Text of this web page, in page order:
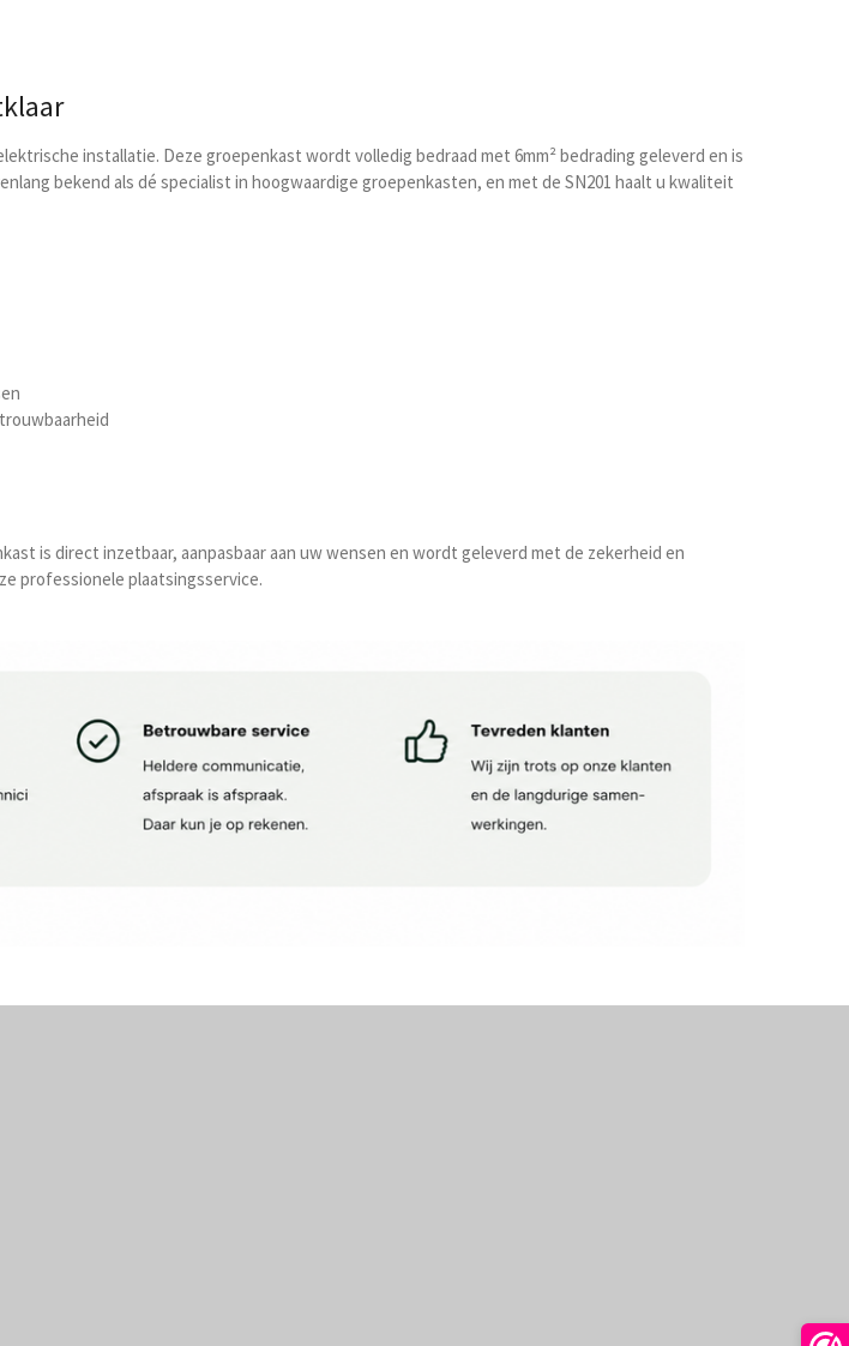
installatie. Deze groepenkast wordt volledig bedraad met 6mm² bedrading geleverd en is
bekend als dé specialist in hoogwaardige groepenkasten, en met de SN201 haalt u kwaliteit
is direct inzetbaar, aanpasbaar aan uw wensen en wordt geleverd met de zekerheid en
professionele plaatsingsservice.